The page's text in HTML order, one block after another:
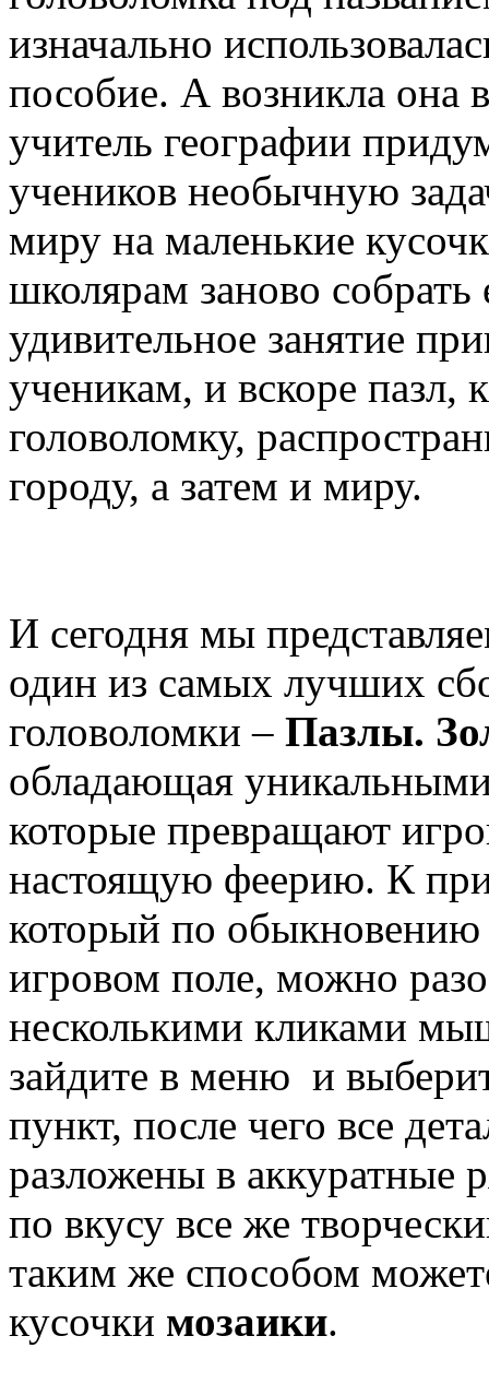
изначально
пособие. А возникла она
учитель географии
учеников необычную
миру на маленькие
школярам заново собрать
удивительное занятие
ученикам, и вскоре пазл,
головоломку,
городу, а затем и миру.
И сегодня мы
один из самых лучших
головоломки – Пазлы.
обладающая
которые превращают
настоящую феерию. К
который по обыкновению
игровом поле, можно
несколькими кликами
зайдите в меню и
пункт, после чего все
разложены в аккуратные
по вкусу все же
таким же способом
кусочки мозаики.